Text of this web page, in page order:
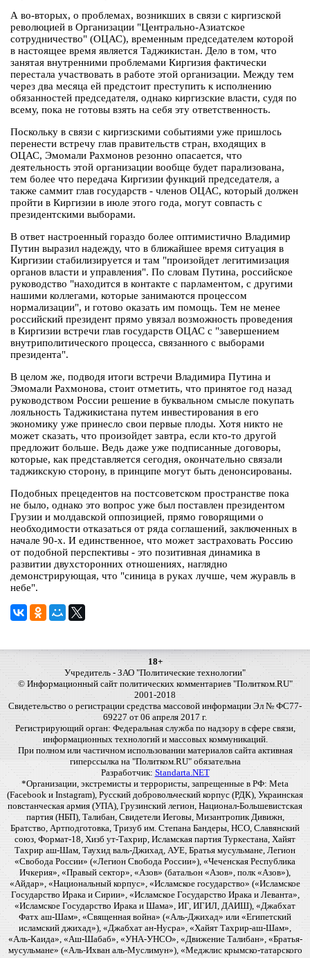
А во-вторых, о проблемах, возникших в связи с киргизской
революцией в Организации "Центрально-Азиатское
сотрудничество" (ОЦАС), временным председателем которой
в настоящее время является Таджикистан. Дело в том, что
занятая внутренними проблемами Киргизия фактически
перестала участвовать в работе этой организации. Между тем
через два месяца ей предстоит преступить к исполнению
обязанностей председателя, однако киргизские власти, судя по
всему, пока не готовы взять на себя эту ответственность.
Поскольку в связи с киргизскими событиями уже пришлось
перенести встречу глав правительств стран, входящих в
ОЦАС, Эмомали Рахмонов резонно опасается, что
деятельность этой организации вообще будет парализована,
тем более что передача Киргизии функций председателя, а
также саммит глав государств - членов ОЦАС, который должен
пройти в Киргизии в июле этого года, могут совпасть с
президентскими выборами.
В ответ настроенный гораздо более оптимистично Владимир
Путин выразил надежду, что в ближайшее время ситуация в
Киргизии стабилизируется и там "произойдeт легитимизация
органов власти и управления". По словам Путина, российское
руководство "находится в контакте с парламентом, с другими
нашими коллегами, которые занимаются процессом
нормализации", и готово оказать им помощь. Тем не менее
российский президент прямо увязал возможность проведения
в Киргизии встречи глав государств ОЦАС с "завершением
внутриполитического процесса, связанного с выборами
президента".
В целом же, подводя итоги встречи Владимира Путина и
Эмомали Рахмонова, стоит отметить, что принятое год назад
руководством России решение в буквальном смысле покупать
лояльность Таджикистана путем инвестирования в его
экономику уже принесло свои первые плоды. Хотя никто не
может сказать, что произойдет завтра, если кто-то другой
предложит больше. Ведь даже уже подписанные договоры,
которые, как представляется сегодня, окончательно связали
таджикскую сторону, в принципе могут быть денонсированы.
Подобных прецедентов на постсоветском пространстве пока
не было, однако это вопрос уже был поставлен президентом
Грузии и молдавской оппозицией, прямо говорящими о
необходимости отказаться от ряда соглашений, заключенных в
начале 90-х. И единственное, что может застраховать Россию
от подобной перспективы - это позитивная динамика в
развитии двухсторонних отношениях, наглядно
демонстрирующая, что "синица в руках лучше, чем журавль в
небе".
18+
Учредитель - ЗАО "Политические технологии"
© Информационный сайт политических комментариев "Политком.RU"
2001-2018
Свидетельство о регистрации средства массовой информации Эл № ФС77-
69227 от 06 апреля 2017 г.
Регистрирующий орган: Федеральная служба по надзору в сфере связи,
информационных технологий и массовых коммуникаций.
При полном или частичном использовании материалов сайта активная
гиперссылка на "Политком.RU" обязательна
Разработчик: Standarta.NET
*Организации, экстремисты и террористы, запрещенные в РФ: Meta
(Facebook и Instagram), Русский добровольческий корпус (РДК), Украинская
повстанческая армия (УПА), Грузинский легион, Национал-Большевистская
партия (НБП), Талибан, Свидетели Иеговы, Мизантропик Дивижн,
Братство, Артподготовка, Тризуб им. Степана Бандеры, НСО, Славянский
союз, Формат-18, Хизб ут-Тахрир, Исламская партия Туркестана, Хайят
Тахрир аш-Шам, Таухид валь-Джихад, АУЕ, Братья мусульмане, Легион
«Свобода России» («Легион Свобода России»), «Чеченская Республика
Ичкерия», «Правый сектор», «Азов» (батальон «Азов», полк «Азов»),
«Айдар», «Национальный корпус», «Исламское государство» («Исламское
Государство Ирака и Сирии», «Исламское Государство Ирака и Леванта»,
«Исламское Государство Ирака и Шама», ИГ, ИГИЛ, ДАИШ), «Джабхат
Фатх аш-Шам», «Священная война» («Аль-Джихад» или «Египетский
исламский джихад»), «Джабхат ан-Нусра», «Хайят Тахрир-аш-Шам»,
«Аль-Каида», «Аш-Шабаб», «УНА-УНСО», «Движение Талибан», «Братья-
мусульмане» («Аль-Ихван аль-Муслимун»), «Меджлис крымско-татарского